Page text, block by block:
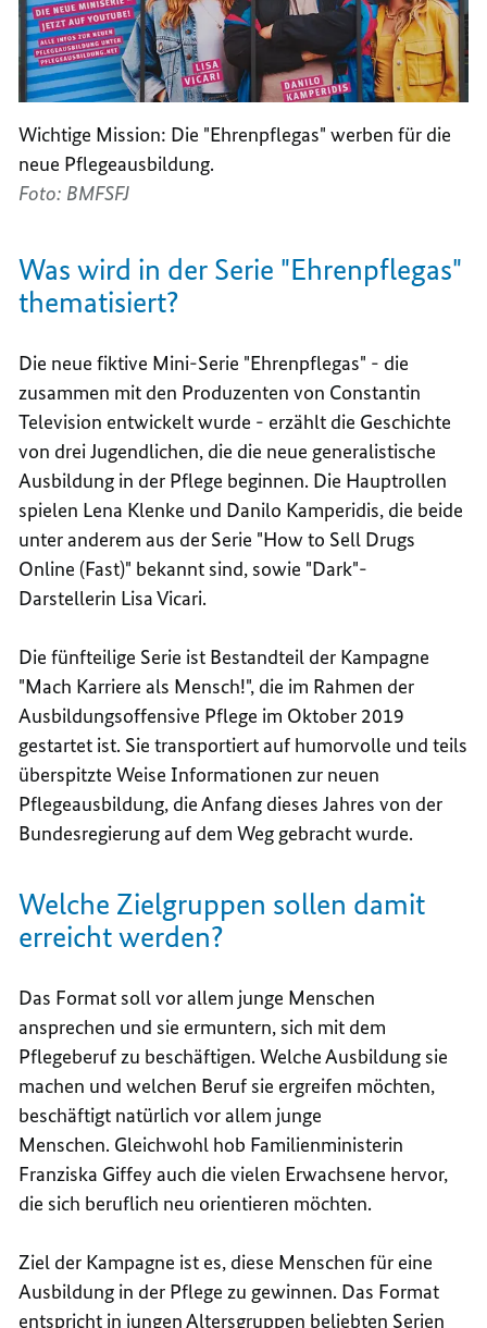
Wichtige Mission: Die "Ehrenpflegas" werben für die
neue Pflegeausbildung.
Foto: BMFSFJ
Was wird in der Serie "Ehrenpflegas"
thematisiert?
Die neue fiktive Mini-Serie "Ehrenpflegas" - die
zusammen mit den Produzenten von Constantin
Television entwickelt wurde - erzählt die Geschichte
von drei Jugendlichen, die die neue generalistische
Ausbildung in der Pflege beginnen. Die Hauptrollen
spielen Lena Klenke und Danilo Kamperidis, die beide
unter anderem aus der Serie "How to Sell Drugs
Online (Fast)" bekannt sind, sowie "Dark"-
Darstellerin Lisa Vicari.
Die fünfteilige Serie ist Bestandteil der Kampagne
"Mach Karriere als Mensch!", die im Rahmen der
Ausbildungsoffensive Pflege im Oktober 2019
gestartet ist. Sie transportiert auf humorvolle und teils
überspitzte Weise Informationen zur neuen
Pflegeausbildung, die Anfang dieses Jahres von der
Bundesregierung auf dem Weg gebracht wurde.
Welche Zielgruppen sollen damit
erreicht werden?
Das Format soll vor allem junge Menschen
ansprechen und sie ermuntern, sich mit dem
Pflegeberuf zu beschäftigen. Welche Ausbildung sie
machen und welchen Beruf sie ergreifen möchten,
beschäftigt natürlich vor allem junge
Menschen. Gleichwohl hob Familienministerin
Franziska Giffey auch die vielen Erwachsene hervor,
die sich beruflich neu orientieren möchten.
Ziel der Kampagne ist es, diese Menschen für eine
Ausbildung in der Pflege zu gewinnen. Das Format
entspricht in jungen Altersgruppen beliebten Serien